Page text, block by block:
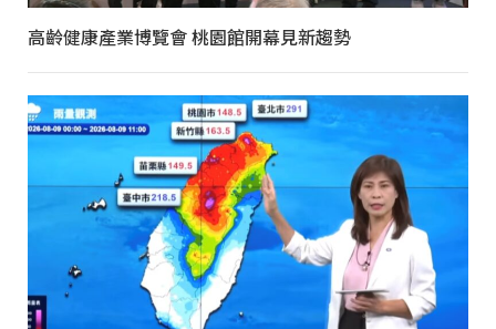
高齡健康產業博覽會 桃園館開幕見新趨勢